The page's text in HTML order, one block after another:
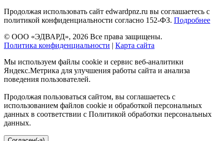
Продолжая использовать сайт edwardpnz.ru вы соглашаетесь с
политикой конфиденциальности согласно 152-ФЗ. Подробнее
© ООО «ЭДВАРД», 2026 Все права защищены.
Политика конфиденциальности | Карта сайта
Мы используем файлы cookie и сервис веб-аналитики
Яндекс.Метрика для улучшения работы сайта и анализа
поведения пользователей.
Продолжая пользоваться сайтом, вы соглашаетесь с
использованием файлов cookie и обработкой персональных
данных в соответствии с Политикой обработки персональных
данных.